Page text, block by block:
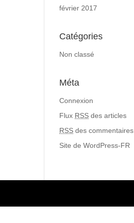
février 2017
Catégories
Non classé
Méta
Connexion
Flux RSS des articles
RSS des commentaires
Site de WordPress-FR